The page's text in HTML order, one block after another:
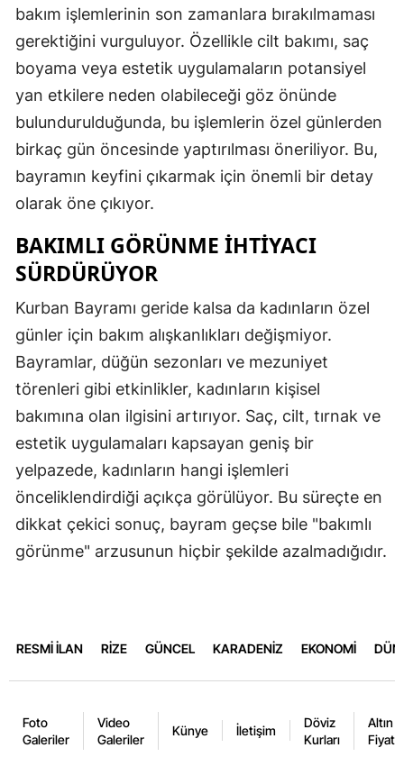
bakım işlemlerinin son zamanlara bırakılmaması
gerektiğini vurguluyor. Özellikle cilt bakımı, saç
boyama veya estetik uygulamaların potansiyel
yan etkilere neden olabileceği göz önünde
bulundurulduğunda, bu işlemlerin özel günlerden
birkaç gün öncesinde yaptırılması öneriliyor. Bu,
bayramın keyfini çıkarmak için önemli bir detay
olarak öne çıkıyor.
BAKIMLI GÖRÜNME İHTIYACI
SÜRDÜRÜYOR
Kurban Bayramı geride kalsa da kadınların özel
günler için bakım alışkanlıkları değişmiyor.
Bayramlar, düğün sezonları ve mezuniyet
törenleri gibi etkinlikler, kadınların kişisel
bakımına olan ilgisini artırıyor. Saç, cilt, tırnak ve
estetik uygulamaları kapsayan geniş bir
yelpazede, kadınların hangi işlemleri
önceliklendirdiği açıkça görülüyor. Bu süreçte en
dikkat çekici sonuç, bayram geçse bile "bakımlı
görünme" arzusunun hiçbir şekilde azalmadığıdır.
RESMİ İLAN RİZE GÜNCEL KARADENİZ EKONOMİ
Foto
Galeriler
Video
Galeriler
Künye İletişim
Döviz
Kurları
Altın